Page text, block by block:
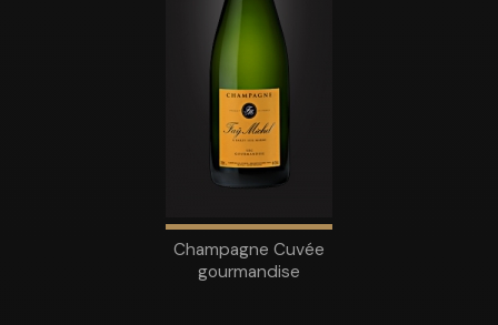
Champagne Cuvée
gourmandise